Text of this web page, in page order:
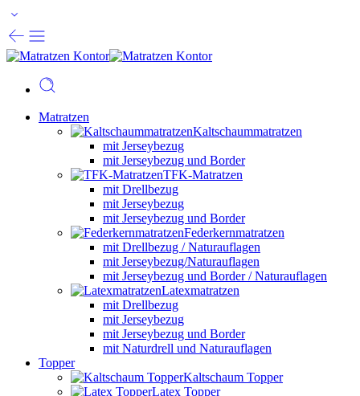
Matratzen
Kaltschaummatratzen
mit Jerseybezug
mit Jerseybezug und Border
TFK-Matratzen
mit Drellbezug
mit Jerseybezug
mit Jerseybezug und Border
Federkernmatratzen
mit Drellbezug / Naturauflagen
mit Jerseybezug/Naturauflagen
mit Jerseybezug und Border / Naturauflagen
Latexmatratzen
mit Drellbezug
mit Jerseybezug
mit Jerseybezug und Border
mit Naturdrell und Naturauflagen
Topper
Kaltschaum Topper
Latex Topper